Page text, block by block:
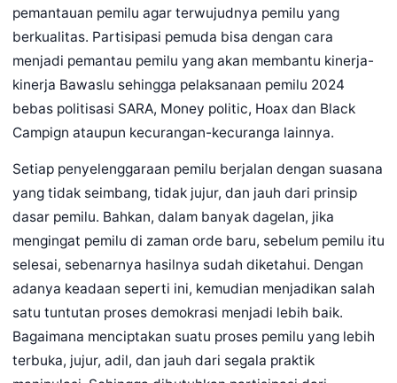
pemantauan pemilu agar terwujudnya pemilu yang
berkualitas. Partisipasi pemuda bisa dengan cara
menjadi pemantau pemilu yang akan membantu kinerja-
kinerja Bawaslu sehingga pelaksanaan pemilu 2024
bebas politisasi SARA, Money politic, Hoax dan Black
Campign ataupun kecurangan-kecuranga lainnya.
Setiap penyelenggaraan pemilu berjalan dengan suasana
yang tidak seimbang, tidak jujur, dan jauh dari prinsip
dasar pemilu. Bahkan, dalam banyak dagelan, jika
mengingat pemilu di zaman orde baru, sebelum pemilu itu
selesai, sebenarnya hasilnya sudah diketahui. Dengan
adanya keadaan seperti ini, kemudian menjadikan salah
satu tuntutan proses demokrasi menjadi lebih baik.
Bagaimana menciptakan suatu proses pemilu yang lebih
terbuka, jujur, adil, dan jauh dari segala praktik